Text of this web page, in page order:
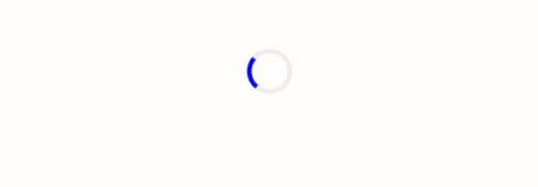
Privacy Policy